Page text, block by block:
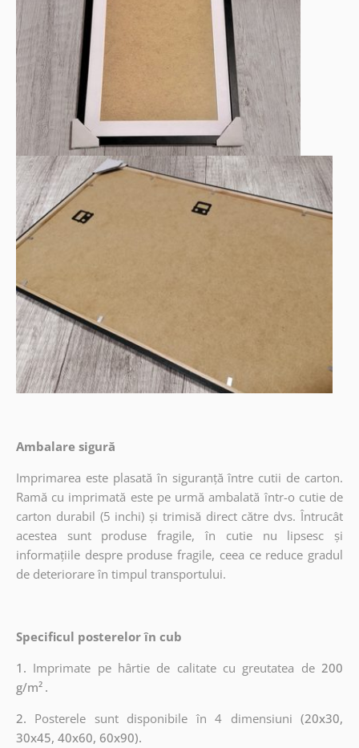
Ambalare sigură
Imprimarea este plasată în siguranță între cutii de carton.
Ramă cu imprimată este pe urmă ambalată într-o cutie de
carton durabil (5 inchi) și trimisă direct către dvs. Întrucât
acestea sunt produse fragile, în cutie nu lipsesc și
informațiile despre produse fragile, ceea ce reduce gradul
de deteriorare în timpul transportului.
Specificul posterelor în cub
1. Imprimate pe hârtie de calitate cu greutatea de200
g/m² .
2. Posterele sunt disponibile în 4 dimensiuni (20x30,
30x45, 40x60, 60x90).